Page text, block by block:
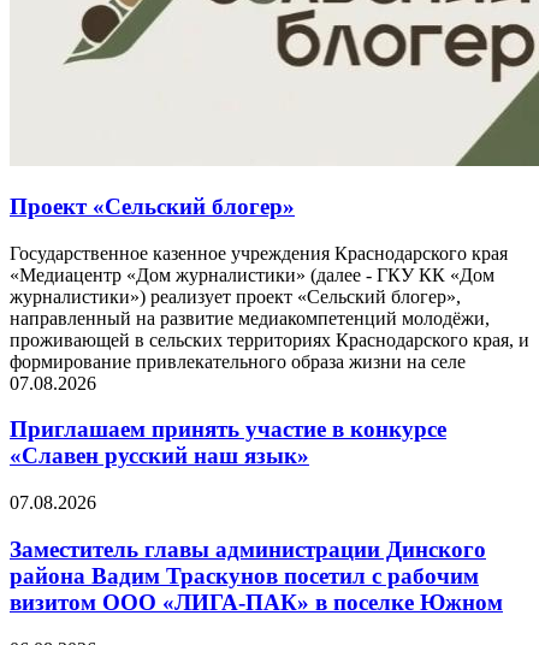
Проект «Сельский блогер»
Государственное казенное учреждения Краснодарского края
«Медиацентр «Дом журналистики» (далее - ГКУ КК «Дом
журналистики») реализует проект «Сельский блогер»,
направленный на развитие медиакомпетенций молодёжи,
проживающей в сельских территориях Краснодарского края, и
формирование привлекательного образа жизни на селе
07.08.2026
Приглашаем принять участие в конкурсе
«Славен русский наш язык»
07.08.2026
Заместитель главы администрации Динского
района Вадим Траскунов посетил с рабочим
визитом ООО «ЛИГА-ПАК» в поселке Южном